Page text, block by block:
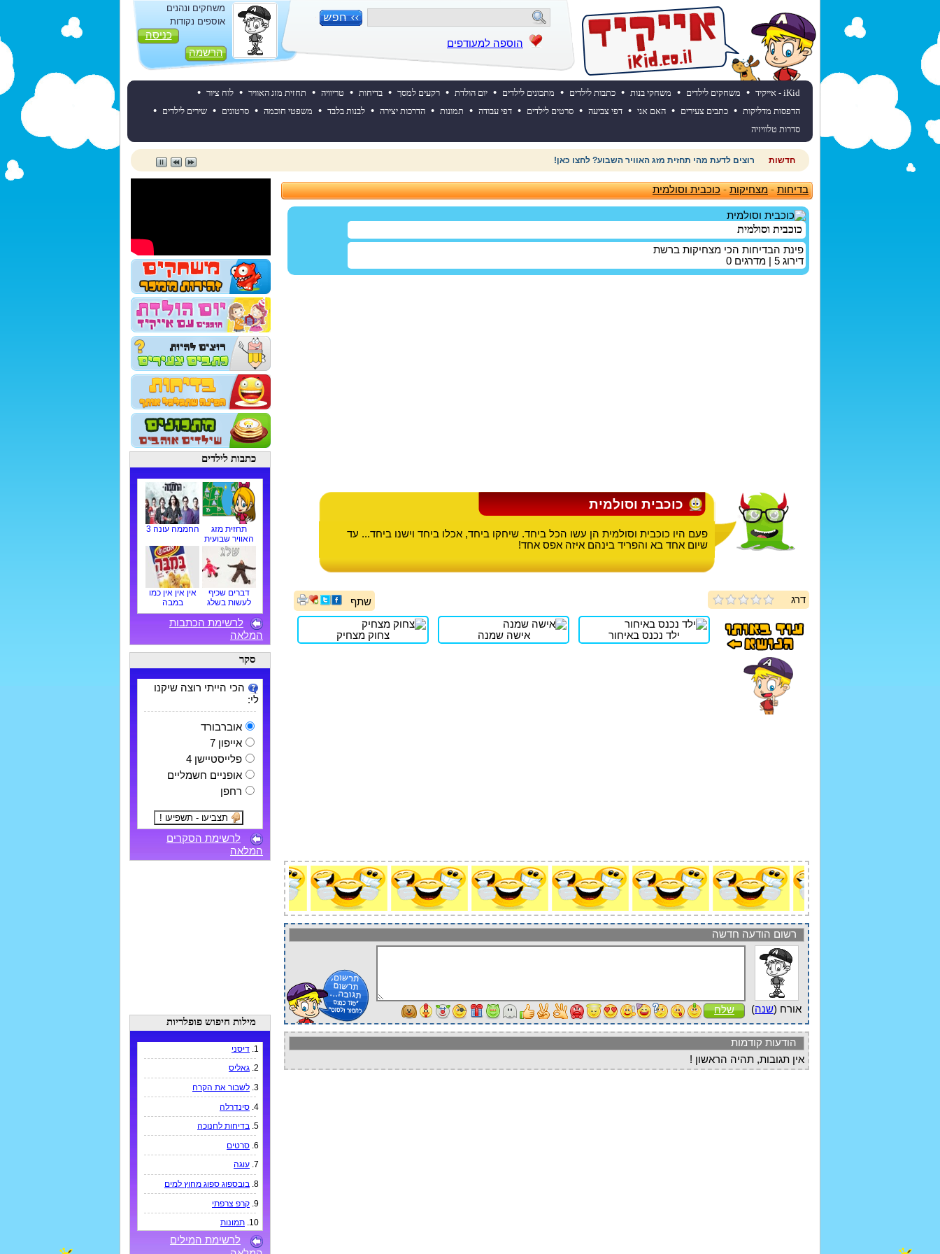
הוספה למעודפים
משחקים ונהנים
אוספים נקודות
כניסה
הרשמה
iKid - אייקיד • משחקים לילדים • משחקי בנות • כתבות לילדים • מתכונים לילדים • יום הולדת • רקעים למסך • בדיחות • טריוויה • תחזית מזג האוויר • לוח ציור •
הדפסות מדליקות • כתבים צעירים • האם אני • דפי צביעה • סרטים לילדים • דפי עבודה • תמונות • הדרכות יצירה • לבנות בלבד • משפטי חוכמה • סרטונים • שירים לילדים •
סדרות טלוויזיה
חדשות רוצים לדעת מהי תחזית מזג האוויר השבוע? לחצו כאן!
בדיחות-מצחיקות-כוכבית וסולמית
כוכבית וסולמית
פינת הבדיחות הכי מצחיקות ברשת
דירוג 5 | מדרגים 0
כוכבית וסולמית
פעם היו כוכבית וסולמית הן עשו הכל ביחד. שיחקו ביחד, אכלו ביחד וישנו ביחד... עד
שיום אחד בא והפריד בינהם איזה אפס אחד!
דרג שתף
ילד נכנס באיחור אישה שמנה צחוק מצחיק
רשום הודעה חדשה
אורח (שנה) שלח
הודעות קודמות
אין תגובות, תהיה הראשון !
כתבות לילדים
תחזית מזג
האוויר שבועית
החממה עונה 3
דברים שכיף
לעשות בשלג
אין אין אין כמו
במבה
לרשימת הכתבות
המלאה
סקר
הכי הייתי רוצה שיקנו
לי:
אוברבורד
אייפון 7
פלייסטיישן 4
אופניים חשמליים
רחפן
לרשימת הסקרים
המלאה
מילות חיפוש פופלריות
1. דיסני
2. גאליס
3. לשבור את הקרח
4. סינדרלה
5. בדיחות לחנוכה
6. סרטים
7. עוגה
8. בובספוג ספוג מחוץ למים
9. קרפ צרפתי
10. תמונות
לרשימת המילים